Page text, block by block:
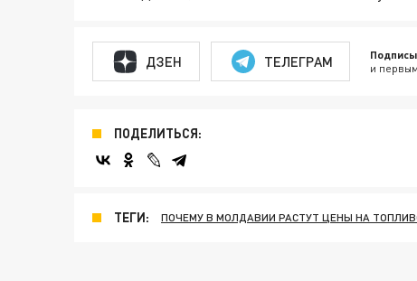
ДЗЕН ТЕЛЕГРАМ и
ПОДЕЛИТЬСЯ:
ТЕГИ: ПОЧЕМУ В МОЛДАВИИ РАСТУТ ЦЕНЫ НА